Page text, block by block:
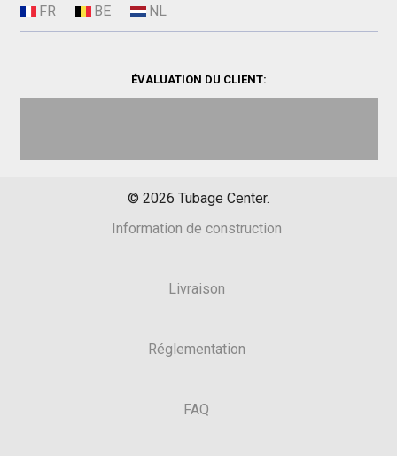
ÉVALUATION DU CLIENT:
© 2026 Tubage Center.
Information de construction
Livraison
Réglementation
FAQ